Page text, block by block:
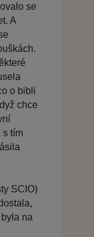
se
A
o bibli
chce
s tím
SCIO)
na